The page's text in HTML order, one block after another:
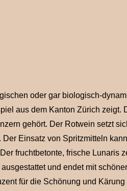
oder gar biologisch-
aus dem Kanton Zürich zeigt.
gehört. Der Rotwein setzt
Einsatz von Spritzmitteln
fruchtbetonte, frische Lunaris
und endet mit
für die Schönung und